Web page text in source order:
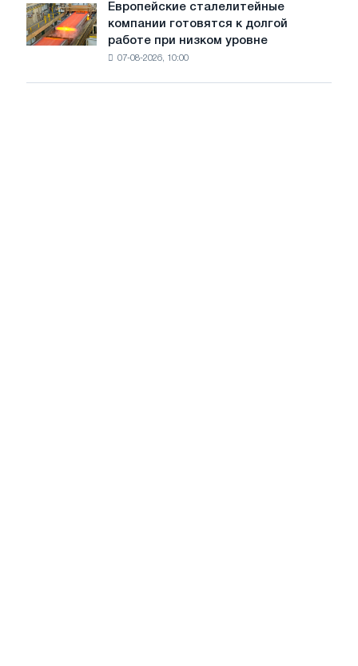
рынке
стали
сохранятся,
на
Европейские
сталелитейные
компании
Европейские сталелитейные
компании готовятся к долгой
работе при низком уровне
07-08-2026, 10:00